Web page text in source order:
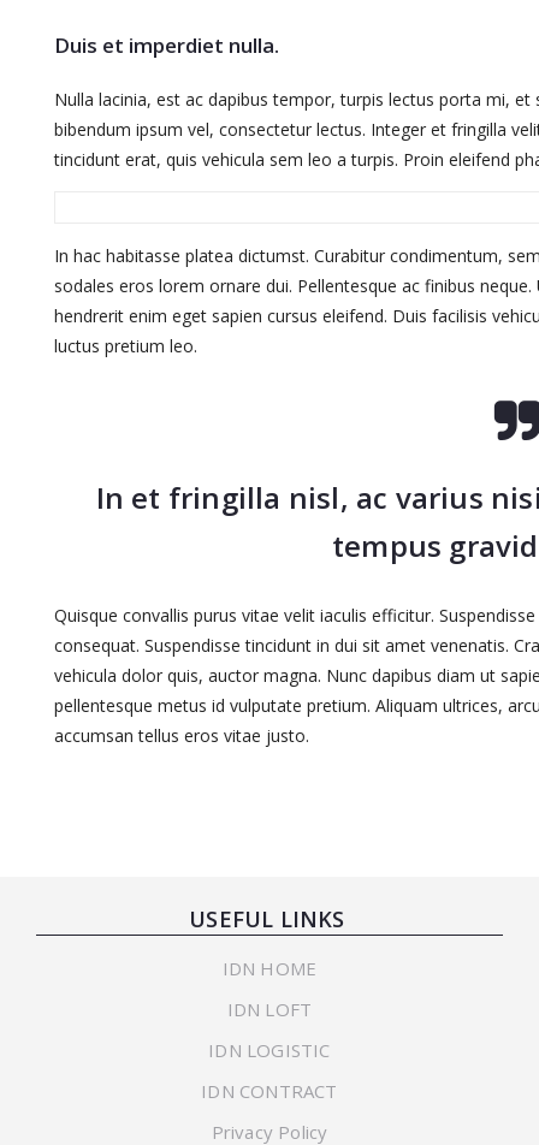
Duis et imperdiet nulla.
Nulla lacinia, est ac dapibus tempor, turpis lectus porta mi,
bibendum ipsum vel, consectetur lectus. Integer et fringilla
tincidunt erat, quis vehicula sem leo a turpis. Proin eleifend
In hac habitasse platea dictumst. Curabitur condimentum,
sodales eros lorem ornare dui. Pellentesque ac finibus
hendrerit enim eget sapien cursus eleifend. Duis facilisis
luctus pretium leo.
In et fringilla nisl, ac varius
tempus
Quisque convallis purus vitae velit iaculis efficitur.
consequat. Suspendisse tincidunt in dui sit amet venenatis.
vehicula dolor quis, auctor magna. Nunc dapibus diam ut
pellentesque metus id vulputate pretium. Aliquam ultrices,
accumsan tellus eros vitae justo.
USEFUL LINKS
IDN HOME
IDN LOFT
IDN LOGISTIC
IDN CONTRACT
Privacy Policy